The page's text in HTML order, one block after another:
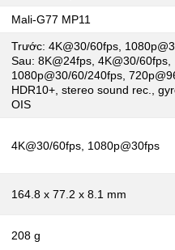
Mali-G77 MP11
Trước: 4K@30/60fps,
Sau: 8K@24fps, 4K@30/60fps,
1080p@30/60/240fps,
HDR10+, stereo sound rec.,
OIS
4K@30/60fps, 1080p@30fps
164.8 x 77.2 x 8.1 mm
208 g